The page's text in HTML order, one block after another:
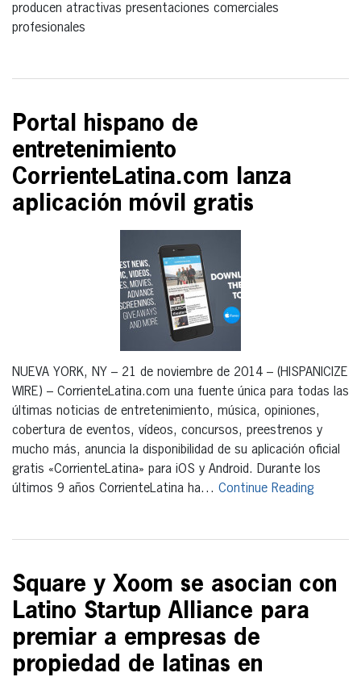
producen atractivas presentaciones comerciales
profesionales
Portal hispano de
entretenimiento
CorrienteLatina.com lanza
aplicación móvil gratis
NUEVA YORK, NY – 21 de noviembre de 2014 – (HISPANICIZE
WIRE) – CorrienteLatina.com una fuente única para todas las
últimas noticias de entretenimiento, música, opiniones,
cobertura de eventos, vídeos, concursos, preestrenos y
mucho más, anuncia la disponibilidad de su aplicación oficial
gratis «CorrienteLatina» para iOS y Android. Durante los
últimos 9 años CorrienteLatina ha… Continue Reading
Square y Xoom se asocian con
Latino Startup Alliance para
premiar a empresas de
propiedad de latinas en